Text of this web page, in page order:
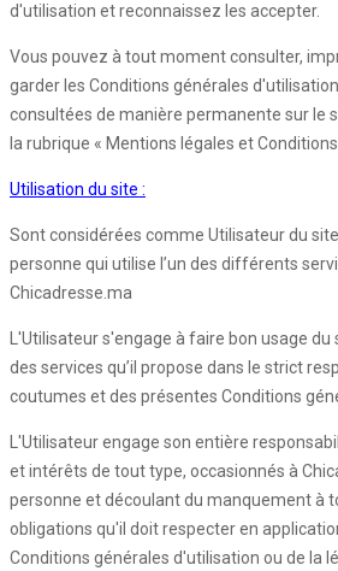
d'utilisation et reconnaissez les accepter.
Vous pouvez à tout moment consulter,
garder les Conditions générales
consultées de manière permanente sur le
la rubrique « Mentions légales et
Utilisation du site :
Sont considérées comme Utilisateur du
personne qui utilise l’un des différents
Chicadresse.ma
L'Utilisateur s'engage à faire bon usage
des services qu’il propose dans le strict
coutumes et des présentes Conditions
L'Utilisateur engage son entière
et intérêts de tout type, occasionnés à
personne et découlant du manquement à
obligations qu'il doit respecter en
Conditions générales d'utilisation ou de la